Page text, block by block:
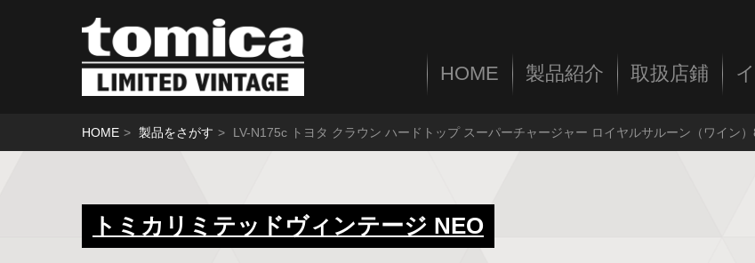
HOME 製品紹介 取扱店鋪
HOME 製品をさがす LV-N175c トヨタ クラウン ハードトップ スーパーチャージャー ロイヤルサルーン（ワイン
トミカリミテッドヴィンテージ NEO